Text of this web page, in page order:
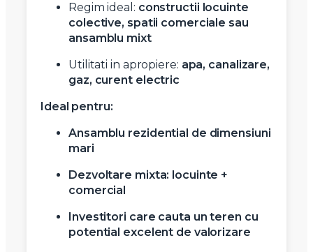
Regim ideal: constructii locuinte
colective, spatii comerciale sau
ansamblu mixt
Utilitati in apropiere: apa, canalizare,
gaz, curent electric
Ideal pentru:
Ansamblu rezidential de dimensiuni
mari
Dezvoltare mixta: locuinte +
comercial
Investitori care cauta un teren cu
potential excelent de valorizare